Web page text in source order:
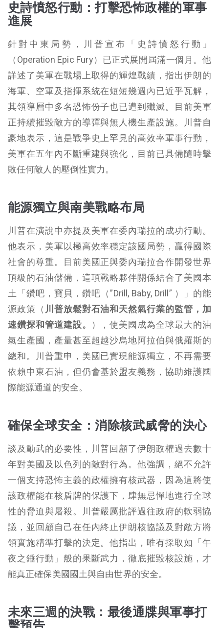
史詩憤怒行動：打擊恐怖政權的軍事
進展
針對中東局勢，川普宣布「史詩憤怒行動」
（Operation Epic Fury）已正式展開屆滿一個月。他
詳述了美軍在戰場上取得的輝煌戰績，指出伊朗的
海軍、空軍及指揮系統在短短幾週內已近乎瓦解，
其領導層中多名恐怖份子也已遭到殲滅。目前美軍
正持續摧毀敵方的導彈與無人機生產設施。川普自
豪地表示，這是戰爭史上罕見的高效率軍事行動，
美軍在五年內不斷重建與強化，目前已具備隨時擊
敗任何敵人的壓倒性實力。
能源獨立與南美戰略布局
川普在演說中亦提及美軍在委內瑞拉的成功行動。
他表示，美軍以極高效率穩定該國局勢，贏得國際
社會的尊重。目前美國正與委內瑞拉合作開發世界
頂級的石油儲備，這項戰略夥伴關係結合了美國本
土「鑽吧，寶貝，鑽吧（”Drill, Baby, Drill” ）」的能
源政策（ 川普放鬆對石油和天然氣行業的監管，加
速鑽探和管道建設。
），使美國成為全球最大的油
氣生產國，產量甚至超越沙烏地阿拉伯與俄羅斯的
總和。川普重申，美國已實現能源獨立，不再需要
依賴中東石油，但仍會基於盟友義務，協助維護國
際能源通道的安全。
確保全球安全：消除核武威脅的決心
談及動武的必要性，川普回顧了伊朗政權過去數十
年對美國及以色列的敵對行為。他強調，絕不允許
一個支持恐怖主義的政權擁有核武器，因為這將使
該政權能在核盾牌的保護下，肆無忌憚地進行全球
性的脅迫與屠殺。川普嚴厲批評過往政府的軟弱協
議，並回顧自己在任內終止伊朗核協議及對敵方將
領實施精準打擊的決定。他指出，唯有採取如「午
夜之錘行動」般的果斷武力，徹底摧毀核設施，才
能真正確保美國國土與自由世界的安全。
未來三週的決戰：最後通牒與軍事打